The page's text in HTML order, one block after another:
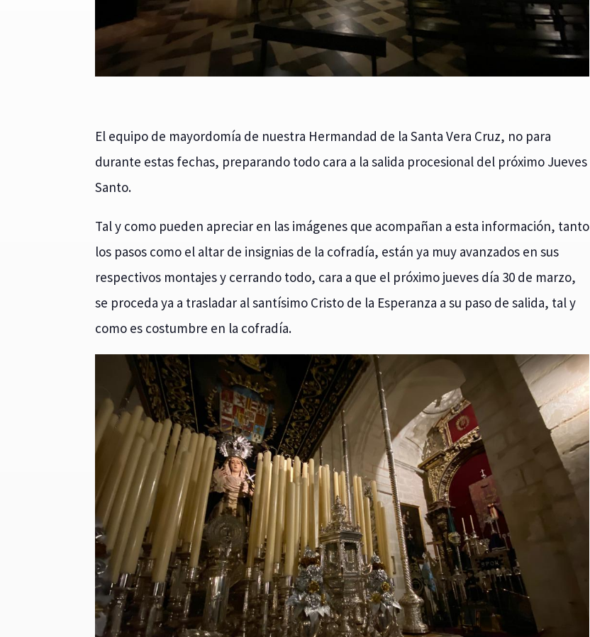
El equipo de mayordomía de nuestra Hermandad de la Santa Vera Cruz, no para
durante estas fechas, preparando todo cara a la salida procesional del próximo Jueves
Santo.
Tal y como pueden apreciar en las imágenes que acompañan a esta información, tanto
los pasos como el altar de insignias de la cofradía, están ya muy avanzados en sus
respectivos montajes y cerrando todo, cara a que el próximo jueves día 30 de marzo,
se proceda ya a trasladar al santísimo Cristo de la Esperanza a su paso de salida, tal y
como es costumbre en la cofradía.